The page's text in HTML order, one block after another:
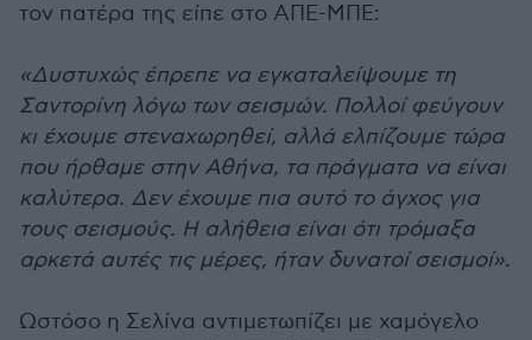
τον πατέρα της είπε στο ΑΠΕ-ΜΠΕ:
«Δυστυχώς έπρεπε να εγκαταλείψουμε τη
Σαντορίνη λόγω των σεισμών. Πολλοί φεύγουν
κι έχουμε στεναχωρηθεί, αλλά ελπίζουμε τώρα
που ήρθαμε στην Αθήνα, τα πράγματα να είναι
καλύτερα. Δεν έχουμε πια αυτό το άγχος για
τους σεισμούς. Η αλήθεια είναι ότι τρόμαξα
αρκετά αυτές τις μέρες, ήταν δυνατοί σεισμοί».
Ωστόσο η Σελίνα αντιμετωπίζει με χαμόγελο